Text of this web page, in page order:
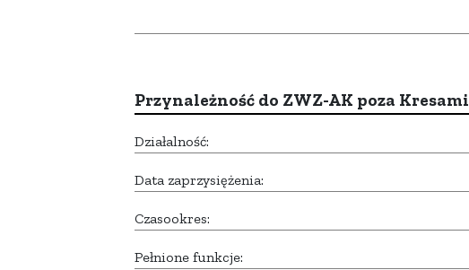
Przynależność do ZWZ-AK poza Kresami
Działalność:
Data zaprzysiężenia:
Czasookres:
Pełnione funkcje: